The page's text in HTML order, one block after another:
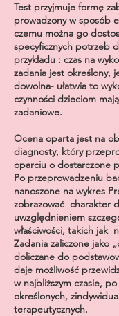
Test przyjmuje formę
prowadzony w sposób
czemu można go
specyficznych potrzeb
przykładu : czas na
zadania jest określony,
dowolna- ułatwia to
czynności dzieciom
zadaniowe.
Ocena oparta jest na
diagnosty, który
oparciu o dostarczone
Po przeprowadzeniu
nanoszone na wykres
zobrazować charakter
uwzględnieniem
właściwości, takich jak
Zadania zaliczone jako
doliczane do
daje możliwość
w najbliższym czasie,
określonych,
terapeutycznych.